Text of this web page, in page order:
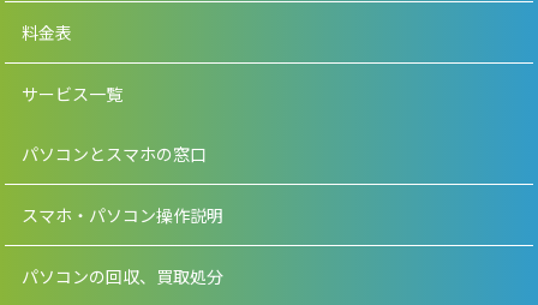
料金表
サービス一覧
パソコンとスマホの窓口
スマホ・パソコン操作説明
パソコンの回収、買取処分